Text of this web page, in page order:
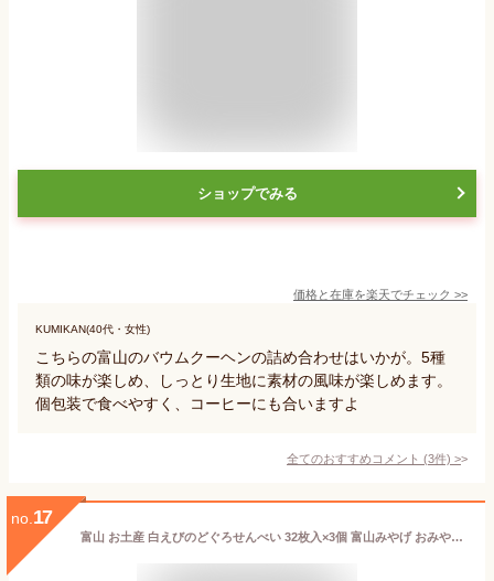
ショップでみる
価格と在庫を楽天でチェック >>
KUMIKAN(40代・女性)
こちらの富山のバウムクーヘンの詰め合わせはいかが。5種
類の味が楽しめ、しっとり生地に素材の風味が楽しめます。
個包装で食べやすく、コーヒーにも合いますよ
全てのおすすめコメント (3件) >
no. 17
富山 お土産 白えびのどぐろせんべい 32枚入×3個 富山みやげ おみやげ しろえび シロエビ 白海老 のどぐろ ノドグロ アカムツ せんべい 煎餅 えびせん あいの風